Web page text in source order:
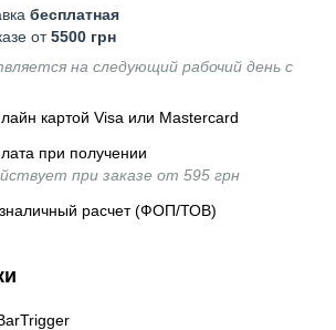
бесплатная
от5500 грн
на следующий рабочий день с
картой Visa или Mastercard
при получении
при заказе от 595 грн
расчет (ФОП/ТОВ)